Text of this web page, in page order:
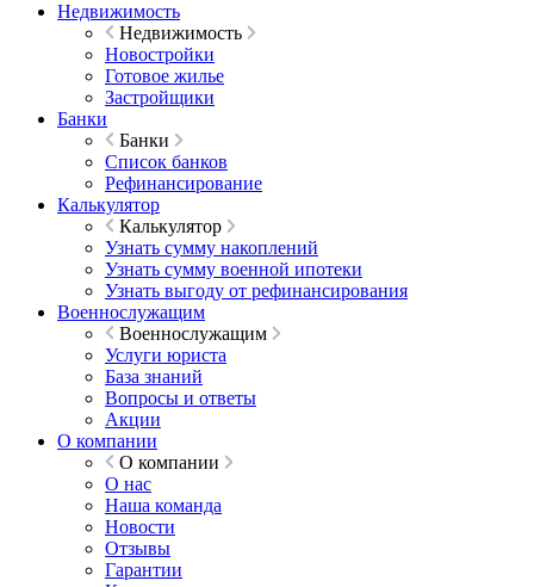
Недвижимость
Недвижимость
Новостройки
Готовое жилье
Застройщики
Банки
Банки
Список банков
Рефинансирование
Калькулятор
Калькулятор
Узнать сумму накоплений
Узнать сумму военной ипотеки
Узнать выгоду от рефинансирования
Военнослужащим
Военнослужащим
Услуги юриста
База знаний
Вопросы и ответы
Акции
О компании
О компании
О нас
Наша команда
Новости
Отзывы
Гарантии